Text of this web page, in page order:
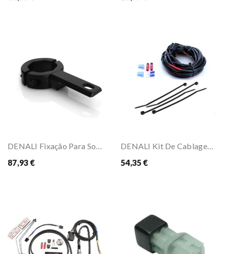
DENALI Fixação Para Soundbomb 21mm-29mm
87,93 €
DENALI Kit De Cablagem Plug-N-Play Para Denali...
54,35 €